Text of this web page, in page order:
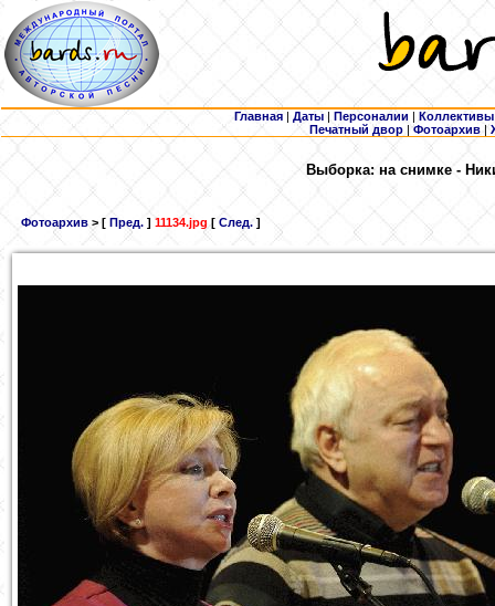
Главная | Даты | Персоналии | Коллективы
Печатный двор |Фотоархив |
Выборка: на снимке -
Фотоархив > [ Пред. ] 11134.jpg [ След. ]